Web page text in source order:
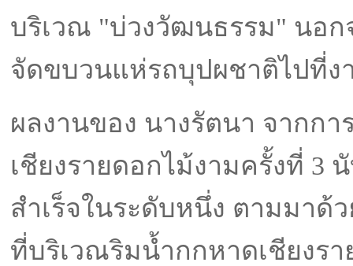
บริเวณ "บ่วงวัฒนธรรม" นอก
จัดขบวนแห่รถบุปผชาติไปที่ง
ผลงานของ นางรัตนา จากกา
เชียงรายดอกไม้งามครั้งที่ 3
สำเร็จในระดับหนึ่ง ตามมาด้
ที่บริเวณริมน้ำกกหาดเชียงร